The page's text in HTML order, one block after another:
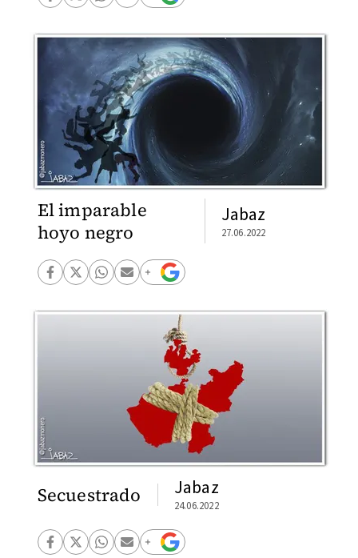
El imparable
hoyo negro
Jabaz
27.06.2022
Secuestrado Jabaz
24.06.2022